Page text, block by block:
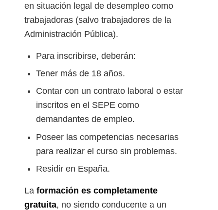
en situación legal de desempleo como
trabajadoras (salvo trabajadores de la
Administración Pública).
Para inscribirse, deberán:
Tener más de 18 años.
Contar con un contrato laboral o estar
inscritos en el SEPE como
demandantes de empleo.
Poseer las competencias necesarias
para realizar el curso sin problemas.
Residir en España.
La formación es completamente
gratuita, no siendo conducente a un